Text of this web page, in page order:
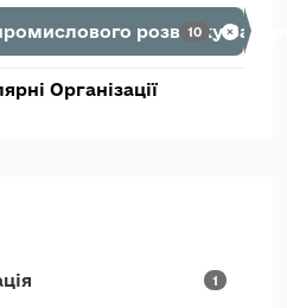
розвитку
10
Організації
1